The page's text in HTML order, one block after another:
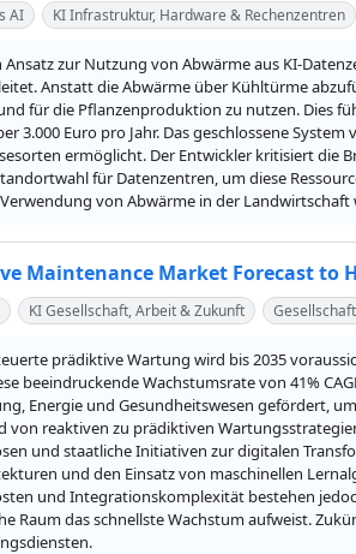
AI KI Infrastruktur, Hardware & Rechenzentren
zur Nutzung von Abwärme aus KI-
Anstatt die Abwärme über Kühltürme
für die Pflanzenproduktion zu nutzen. Dies
3.000 Euro pro Jahr. Das geschlossene
ermöglicht. Der Entwickler kritisiert die
für Datenzentren, um diese
von Abwärme in der
Maintenance Market Forecast to
KI Gesellschaft, Arbeit & Zukunft Gesellschaft
prädiktive Wartung wird bis 2035
beeindruckende Wachstumsrate von 41%
Energie und Gesundheitswesen gefördert,
von reaktiven zu prädiktiven
und staatliche Initiativen zur digitalen
und den Einsatz von maschinellen
und Integrationskomplexität bestehen
Raum das schnellste Wachstum aufweist.